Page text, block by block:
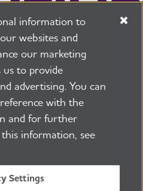
17 Chicago, IL 60601
seguridad y privacidad
de prensa Transparencia
Association ®
son reservados
es una organización 501(c)
information to
websites and
our marketing
us to provide
advertising. You can
with the
and for further
information, see
Settings